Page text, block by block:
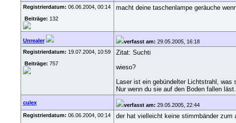
Registrierdatum: 06.06.2004, 00:14
Beiträge: 132
macht deine taschenlampe geräuche
Unrealer verfasst am: 29.05.2005, 16:18
Registrierdatum: 19.07.2004, 10:59
Beiträge: 757
Zitat: Suchti
wieso?
Laser ist ein gebündelter Lichtstrahl, was
Nur wenn du sie auf den Boden fallen
culex verfasst am: 29.05.2005, 22:44
Registrierdatum: 06.06.2004, 00:14
der hat vielleicht keine stimmbänder zum